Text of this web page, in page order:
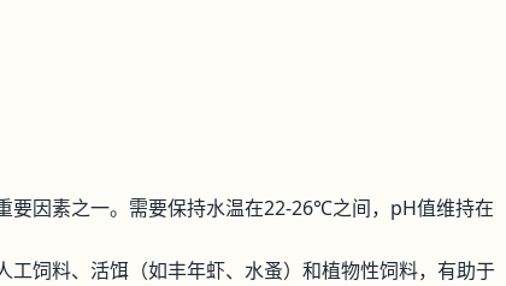
要因素之一。需要保持水温在22-26℃之间，pH值维持在
工饲料、活饵（如丰年虾、水蚤）和植物性饲料，有助于